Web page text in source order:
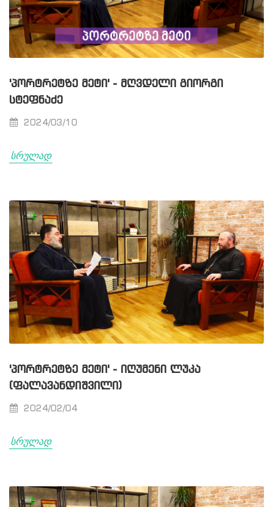
'ᲞᲝᲠᲢᲠᲔᲢᲖᲔ ᲛᲔᲢᲘ' - ᲛᲦᲕᲓᲔᲚᲘ ᲒᲘᲝᲠᲒᲘ
ᲡᲢᲔᲤᲜᲐᲫᲔ
2024/03/10
სრულად
'ᲞᲝᲠᲢᲠᲔᲢᲖᲔ ᲛᲔᲢᲘ' - ᲘᲦᲣᲛᲔᲜᲘ ᲚᲣᲙᲐ
(ᲤᲐᲚᲐᲕᲐᲜᲓᲘᲨᲕᲘᲚᲘ)
2024/02/04
სრულად